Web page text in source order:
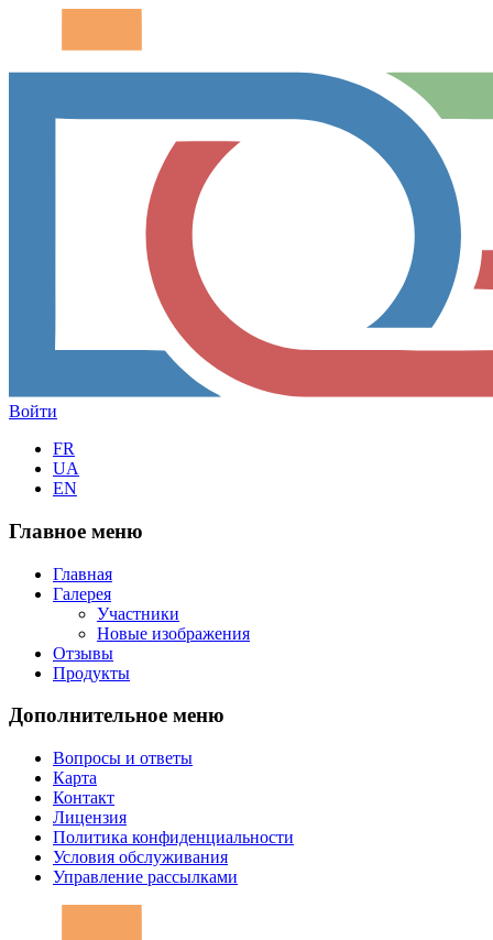
Войти
FR
UA
EN
Главное меню
Главная
Галерея
Участники
Новые изображения
Отзывы
Продукты
Дополнительное меню
Вопросы и ответы
Карта
Контакт
Лицензия
Политика конфиденциальности
Условия обслуживания
Управление рассылками